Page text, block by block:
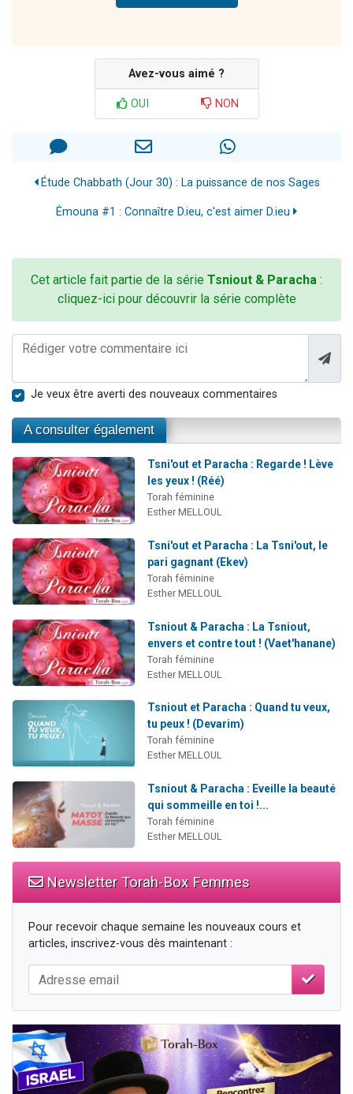
Avez-vous aimé ?
OUI NON
Étude Chabbath (Jour 30) : La puissance de nos Sages
Émouna #1 : Connaître D.ieu, c'est aimer D.ieu
Cet article fait partie de la série Tsniout & Paracha :
cliquez-ici pour découvrir la série complète
Je veux être averti des nouveaux commentaires
A consulter également
Tsni'out et Paracha : Regarde ! Lève
les yeux ! (Réé)
Torah féminine
Esther MELLOUL
Tsni'out et Paracha : La Tsni'out, le
pari gagnant (Ekev)
Torah féminine
Esther MELLOUL
Tsniout & Paracha : La Tsniout,
envers et contre tout ! (Vaet'hanane)
Torah féminine
Esther MELLOUL
Tsniout et Paracha : Quand tu veux,
tu peux ! (Devarim)
Torah féminine
Esther MELLOUL
Tsniout & Paracha : Eveille la beauté
qui sommeille en toi !...
Torah féminine
Esther MELLOUL
Newsletter Torah-Box Femmes
Pour recevoir chaque semaine les nouveaux cours et
articles, inscrivez-vous dès maintenant :